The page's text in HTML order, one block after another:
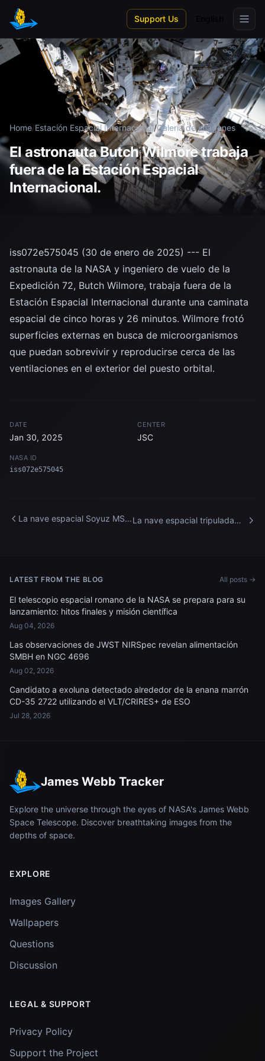
Skip to main content
Support Us
Home/Estación Espacial Internacional/Galería de imágenes
El astronauta Butch Wilmore trabaja
fuera de la Estación Espacial
Internacional.
iss072e575045 (30 de enero de 2025) --- El
astronauta de la NASA y ingeniero de vuelo de la
Expedición 72, Butch Wilmore, trabaja fuera de la
Estación Espacial Internacional durante una caminata
espacial de cinco horas y 26 minutos. Wilmore frotó
superficies externas en busca de microorganismos
que puedan sobrevivir y reproducirse cerca de las
ventilaciones en el exterior del puesto orbital.
DATE
Jan 30, 2025
CENTER
JSC
NASA ID
iss072e575045
La nave espacial Soyuz MS- La nave espacial tripulada
LATEST FROM THE BLOG All posts →
El telescopio espacial romano de la NASA se prepara para su
lanzamiento: hitos finales y misión científica
Aug 04, 2026
Las observaciones de JWST NIRSpec revelan alimentación
SMBH en NGC 4696
Aug 02, 2026
Candidato a exoluna detectado alrededor de la enana marrón
CD-35 2722 utilizando el VLT/CRIRES+ de ESO
Jul 28, 2026
James Webb Tracker
Explore the universe through the eyes of NASA's James Webb
Space Telescope. Discover breathtaking images from the
depths of space.
EXPLORE
Images Gallery
Wallpapers
Questions
Discussion
LEGAL & SUPPORT
Privacy Policy
Support the Project